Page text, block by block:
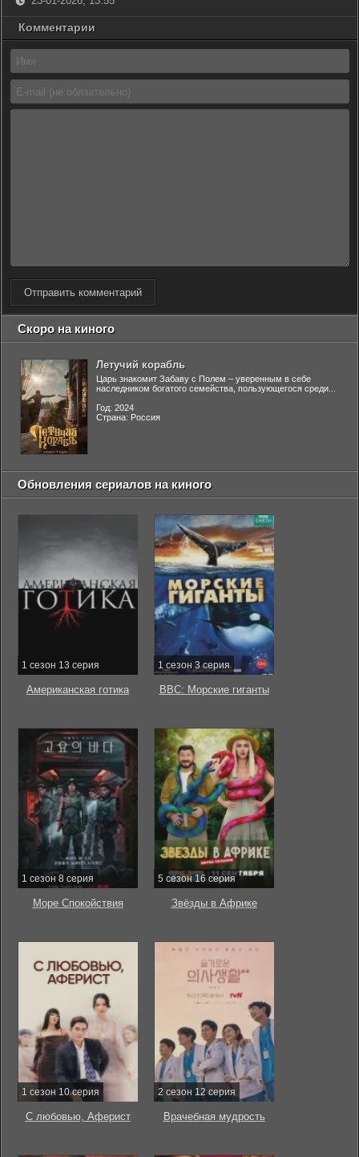
Комментарии
Отправить комментарий
Скоро на киного
Летучий корабль
Царь знакомит Забаву с Полем – уверенным в себе
наследником богатого семейства, пользующегося среди...
Год: 2024
Страна: Россия
Обновления сериалов на киного
1 сезон 13 серия
Американская готика
1 сезон 3 серия
BBC: Морские гиганты
1 сезон 8 серия
Море Спокойствия
5 сезон 16 серия
Звёзды в Африке
1 сезон 10 серия
С любовью, Аферист
2 сезон 12 серия
Врачебная мудрость